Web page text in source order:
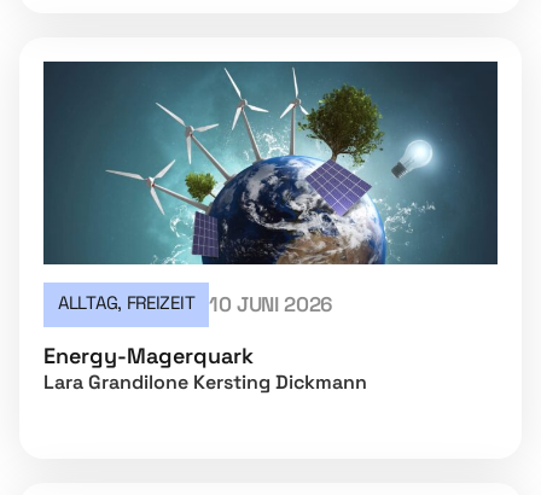
ALLTAG, FREIZEIT 10 JUNI 2026
Energy-Magerquark
Lara Grandilone Kersting Dickmann